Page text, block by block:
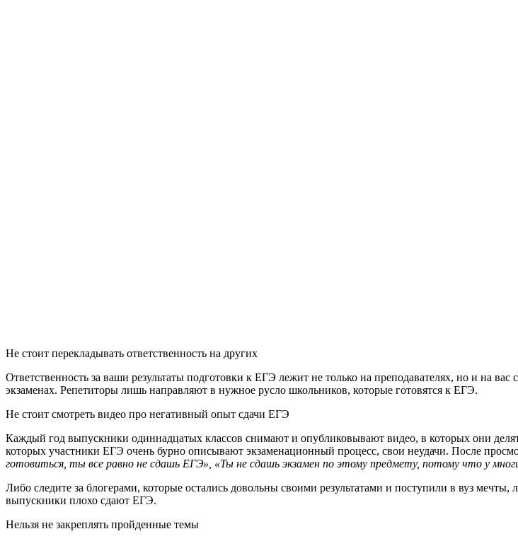
Не стоит перекладывать ответственность на других
Ответственность за ваши результаты подготовки к ЕГЭ лежит не только на преподавателях, но и на
экзаменах. Репетиторы лишь направляют в нужное русло школьников, которые готовятся к ЕГЭ.
Не стоит смотреть видео про негативный опыт сдачи ЕГЭ
Каждый год выпускники одиннадцатых классов снимают и опубликовывают видео, в которых они
которых участники ЕГЭ очень бурно описывают экзаменационный процесс, свои неудачи. После
готовиться, ты все равно не сдашь ЕГЭ» «Ты не сдашь экзамен по этому предмету, потому что у
Либо следите за блогерами, которые остались довольны своими результатами и поступили в вуз
выпускники плохо сдают ЕГЭ.
Нельзя не закреплять пройденные темы